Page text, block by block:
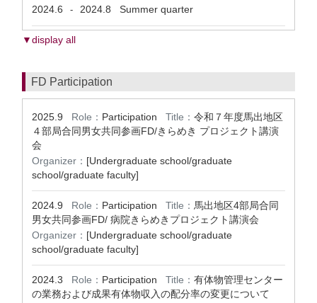
2024.6
- 2024.8 Summer quarter
▼display all
FD Participation
2025.9 Role： Participation Title： 令和７年度馬出地区
４部局合同男女共同参画FD/きらめき プロジェクト講演
会
Organizer： [Undergraduate school/graduate
school/graduate faculty]
2024.9 Role： Participation Title： 馬出地区4部局合同
男女共同参画FD/ 病院きらめきプロジェクト講演会
Organizer： [Undergraduate school/graduate
school/graduate faculty]
2024.3 Role： Participation Title： 有体物管理センター
の業務および成果有体物収入の配分率の変更について